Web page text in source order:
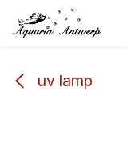
Overslaan naar
uv lamp